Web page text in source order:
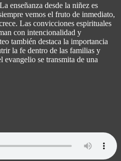
La enseñanza desde la niñez es
vemos el fruto de inmediato,
Las convicciones espirituales
con intencionalidad y
también destaca la importancia
la fe dentro de las familias y
evangelio se transmita de una